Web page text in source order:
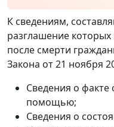
К сведениям,
разглашение которых
после смерти
Закона от 21 ноября
Сведения о
помощью;
Сведения о